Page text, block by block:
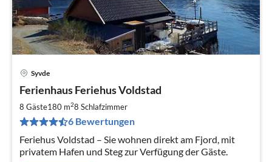
Syvde
Ferienhaus Feriehus Voldstad
8 Gäste180 m28 Schlafzimmer
6 Bewertungen
Feriehus Voldstad – Sie wohnen direkt am Fjord, mit
privatem Hafen und Steg zur Verfügung der Gäste.